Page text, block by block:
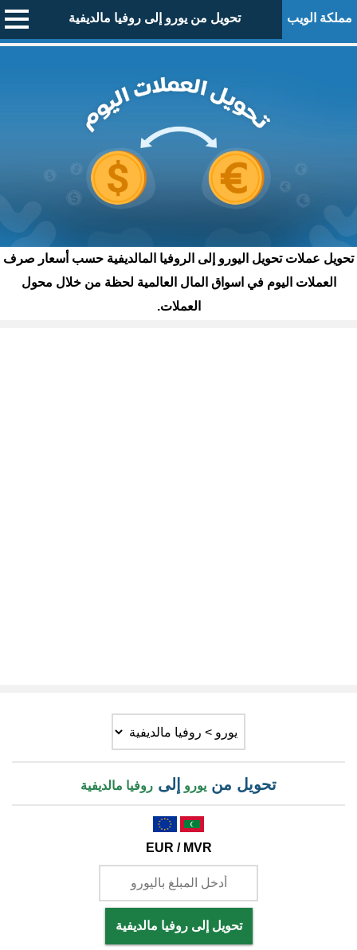
مملكة الويب تحويل من يورو إلى روفيا مالديفية
تحويل عملات تحويل اليورو إلى الروفيا المالديفية حسب أسعار صرف
العملات اليوم في اسواق المال العالمية لحظة من خلال محول
العملات.
تحويل من يورو إلى روفيا مالديفية
EUR / MVR
تحويل إلى روفيا مالديفية